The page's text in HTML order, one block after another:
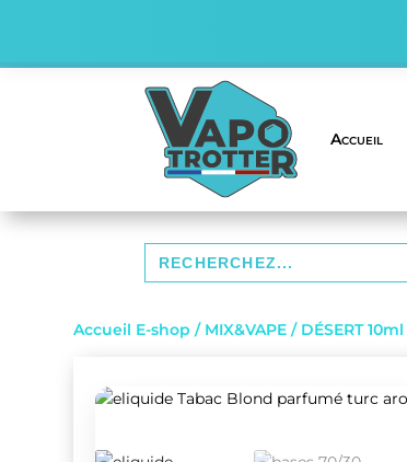
Accueil
Search
for:
Accueil E-shop / MIX&VAPE / DÉSERT 10ml